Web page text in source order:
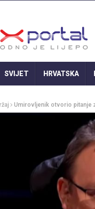
SVIJET HRVATSKA
Umirovljenik otvorio pitanje